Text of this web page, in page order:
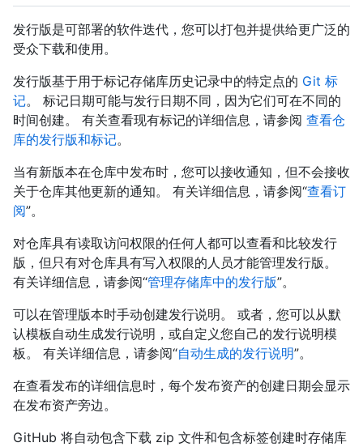
发行版是可部署的软件迭代，您可以打包并提供给更广泛的
受众下载和使用。
发行版基于用于标记存储库历史记录中的特定点的 Git 标
记。 标记日期可能与发行日期不同，因为它们可在不同的
时间创建。 有关查看现有标记的详细信息，请参阅 查看仓
库的发行版和标记。
当有新版本在仓库中发布时，您可以接收通知，但不会接收
关于仓库其他更新的通知。 有关详细信息，请参阅“查看订
阅”。
对仓库具有读取访问权限的任何人都可以查看和比较发行
版，但只有对仓库具有写入权限的人员才能管理发行版。
有关详细信息，请参阅“管理存储库中的发行版”。
可以在管理版本时手动创建发行说明。 或者，您可以从默
认模板自动生成发行说明，或自定义您自己的发行说明模
板。 有关详细信息，请参阅“自动生成的发行说明”。
在查看发布的详细信息时，每个发布资产的创建日期会显示
在发布资产旁边。
GitHub 将自动包含下载 zip 文件和包含标签创建时存储库